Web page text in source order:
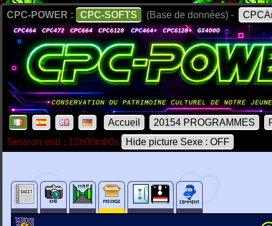
CPC-POWER : CPC-SOFTS (Base de données) -
Accueil 20154 PROGRAMMES
Session end : 12h00m00s
Hide picture Sexe : OFF